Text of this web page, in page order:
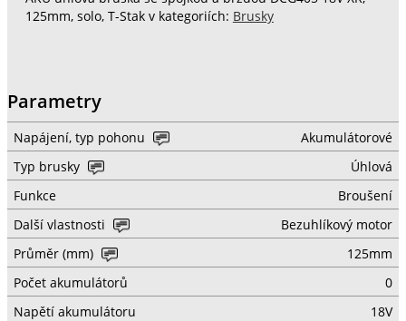
125mm, solo, T-Stak v kategoriích: Brusky
Parametry
Napájení, typ pohonu
Akumulátorové
Typ brusky
Úhlová
Funkce
Broušení
Další vlastnosti
Bezuhlíkový motor
Průměr (mm)
125mm
Počet akumulátorů
0
Napětí akumulátoru
18V